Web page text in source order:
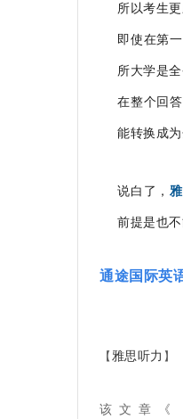
所以考生
即使在第
所大学是
在整个回
能转换成为
说白了，
前提是也
通途国际英
【 雅思听力 】
该文章《